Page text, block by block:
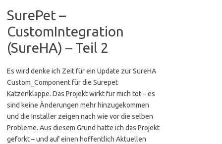
SurePet –
CustomIntegration
(SureHA) – Teil 2
Es wird denke ich Zeit für ein Update zur SureHA
Custom_Component für die Surepet
Katzenklappe. Das Projekt wirkt für mich tot – es
sind keine Änderungen mehr hinzugekommen
und die Installer zeigen nach wie vor die selben
Probleme. Aus diesem Grund hatte ich das Projekt
geforkt – und auf einen hoffentlich Aktuellen